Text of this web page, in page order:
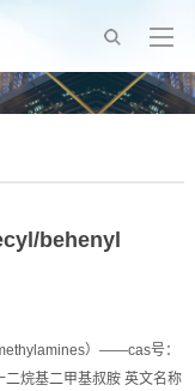
behenyl
）——cas号：
烷基二甲基叔胺 英文名称